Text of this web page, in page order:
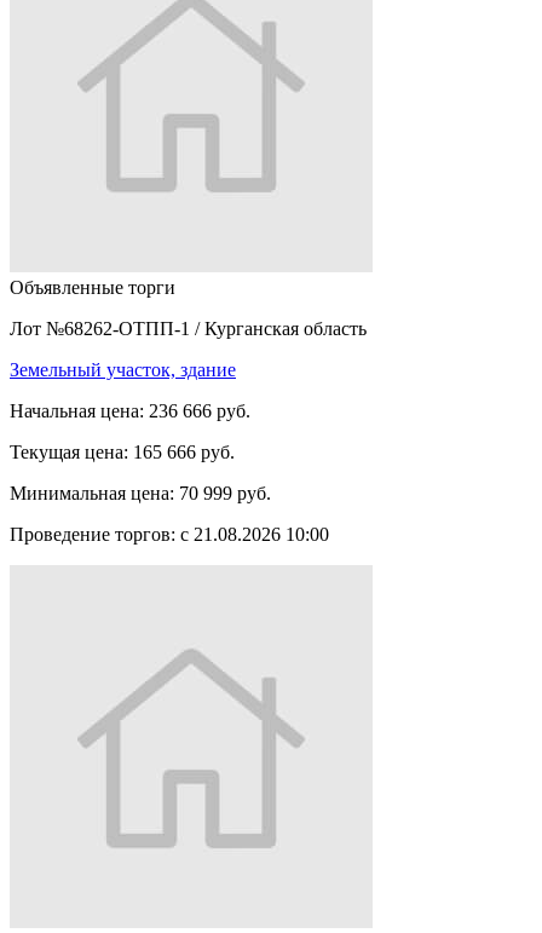
Объявленные торги
Лот №68262-ОТПП-1 / Курганская область
Земельный участок, здание
Начальная цена: 236 666 руб.
Текущая цена: 165 666 руб.
Минимальная цена: 70 999 руб.
Проведение торгов: с 21.08.2026 10:00